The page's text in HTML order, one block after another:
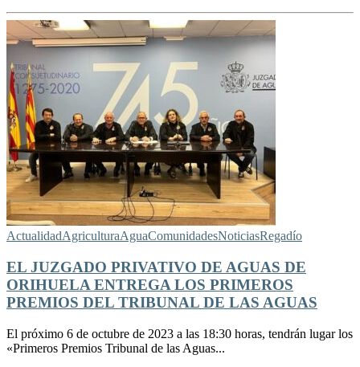
ActualidadAgriculturaAguaComunidadesNoticiasRegadío
EL JUZGADO PRIVATIVO DE AGUAS DE
ORIHUELA ENTREGA LOS PRIMEROS
PREMIOS DEL TRIBUNAL DE LAS AGUAS
El próximo 6 de octubre de 2023 a las 18:30 horas, tendrán lugar los
«Primeros Premios Tribunal de las Aguas...